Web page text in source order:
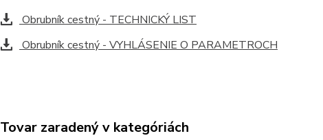
Obrubník cestný - TECHNICKÝ LIST
Obrubník cestný - VYHLÁSENIE O PARAMETROCH
Tovar zaradený v kategóriách